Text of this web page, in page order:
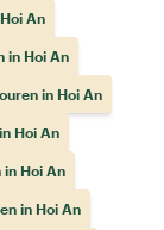
An
in Hoi An
in Hoi An
Hoi An
in Hoi An
in Hoi An